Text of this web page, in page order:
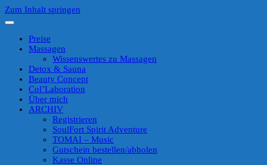
Zum Inhalt springen
Preise
Massagen
Wissenswertes zu Massagen
Detox & Sauna
Beauty Concept
Col’Laboration
Über mich
ARCHIV
Registrieren
SoulFort Spirit Adventure
TOMAI – Music
Gutschein bestellen/abholen
Kasse Online